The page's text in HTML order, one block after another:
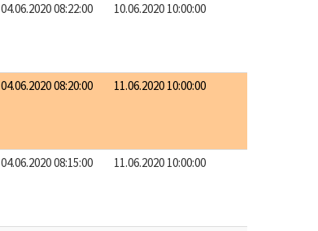
04.06.2020 08:22:00 10.06.2020 10:00:00
04.06.2020 08:20:00 11.06.2020 10:00:00
04.06.2020 08:15:00 11.06.2020 10:00:00